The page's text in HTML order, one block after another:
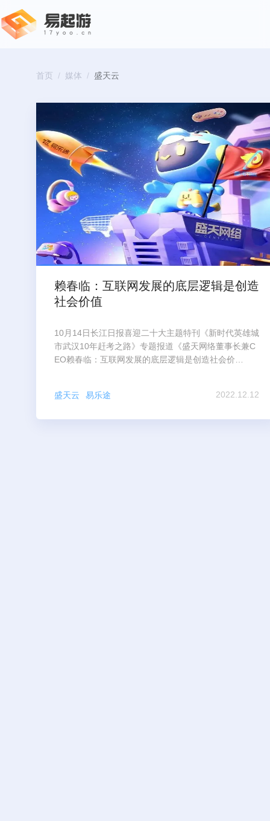
首页 / 媒体 / 盛天云
赖春临：互联网发展的底层逻辑是创造
社会价值
10月14日长江日报喜迎二十大主题特刊《新时代英雄城
市武汉10年赶考之路》专题报道《盛天网络董事长兼C
EO赖春临：互联网发展的底层逻辑是创造社会价
盛天云 易乐途 2022.12.12